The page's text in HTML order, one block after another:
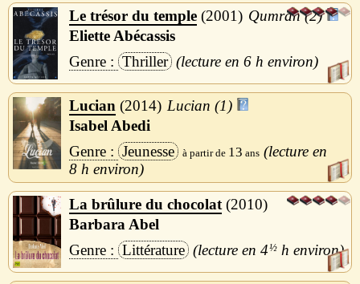
Le trésor du temple 2001
Qumran (2)
Eliette Abécassis
Thriller
6 h
Lucian 2014
Lucian (1)
Isabel Abedi
Jeunesse
13
8 h
La brûlure du chocolat 2010
Barbara Abel
Littérature
4½ h